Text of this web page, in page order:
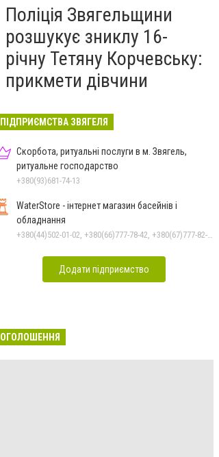
Поліція Звягельщини
розшукує зниклу 16-
річну Тетяну Корчевську:
прикмети дівчини
ПІДПРИЄМСТВА ЗВЯГЕЛЯ
Скорбота, ритуальні послуги в м. Звягель,
ритуальне господарство
+380(93)681-74-13
WaterStore - інтернет магазин басейнів і
обладнання
+380(44)502-01-02, +380(66)777-78-42, +380(67)777-82-19, +380(67)890-80-80, +380(73)890-80-80, +380(44)502-01-03
Додати підприємство
ОГОЛОШЕННЯ